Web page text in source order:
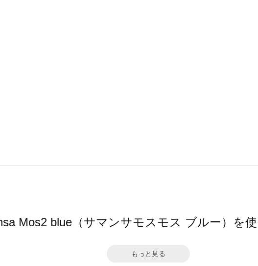
Mos2 blue（サマンサモスモス ブルー）を
もっと見る